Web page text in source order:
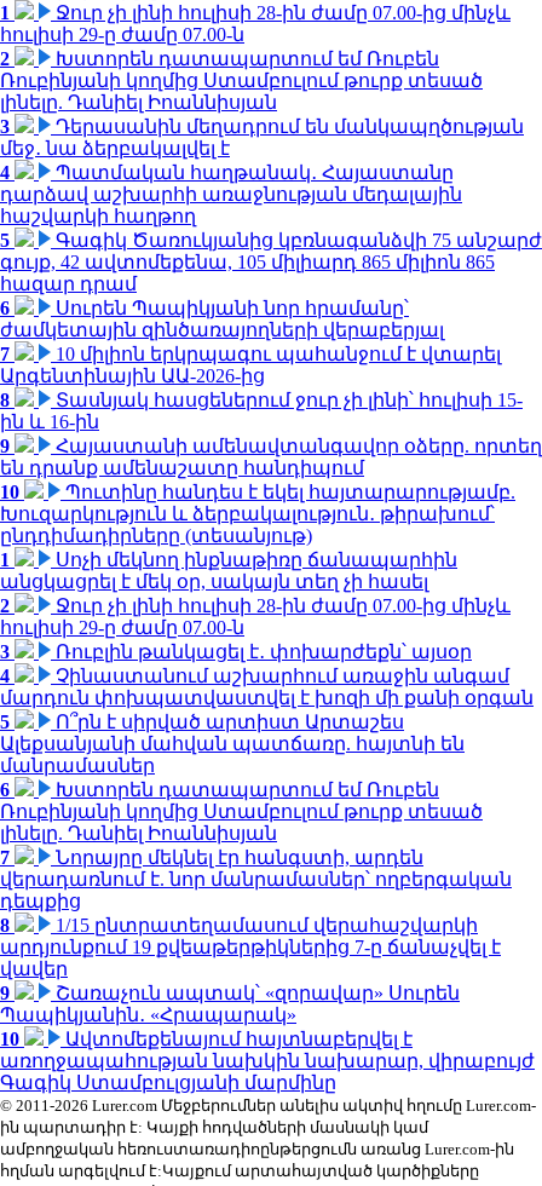
1
Ջուր չի լինի հուլիսի 28-ին ժամը 07.00-ից մինչև
հուլիսի 29-ը ժամը 07.00-ն
2
Խստորեն դատապարտում եմ Ռուբեն
Ռուբինյանի կողմից Ստամբուլում թուրք տեսած
լինելը. Դանիել Իոաննիսյան
3
Դերասանին մեղադրում են մանկապղծության
մեջ․ նա ձերբակալվել է
4
Պատմական հաղթանակ․ Հայաստանը
դարձավ աշխարհի առաջնության մեդալային
հաշվարկի հաղթող
5
Գագիկ Ծառուկյանից կբռնագանձվի 75 անշարժ
գույք, 42 ավտոմեքենա, 105 միլիարդ 865 միլիոն 865
հազար դրամ
6
Սուրեն Պապիկյանի նոր հրամանը՝
ժամկետային զինծառայողների վերաբերյալ
7
10 միլիոն երկրպագու պահանջում է վտարել
Արգենտինային ԱԱ-2026-ից
8
Տասնյակ հասցեներում ջուր չի լինի՝ հուլիսի 15-
ին և 16-ին
9
Հայաստանի ամենավտանգավոր օձերը. որտեղ
են դրանք ամենաշատը հանդիպում
10
Պուտինը հանդես է եկել հայտարարությամբ.
Խուզարկություն և ձերբակալություն․ թիրախում՝
ընդդիմադիրները (տեսանյութ)
1
Սոչի մեկնող ինքնաթիռը ճանապարհին
անցկացրել է մեկ օր, սակայն տեղ չի հասել
2
Ջուր չի լինի հուլիսի 28-ին ժամը 07.00-ից մինչև
հուլիսի 29-ը ժամը 07.00-ն
3
Ռուբլին թանկացել է․ փոխարժեքն՝ այսօր
4
Չինաստանում աշխարհում առաջին անգամ
մարդուն փոխպատվաստվել է խոզի մի քանի օրգան
5
Ո՞րն է սիրված արտիստ Արտաշես
Ալեքսանյանի մահվան պատճառը. հայտնի են
մանրամասներ
6
Խստորեն դատապարտում եմ Ռուբեն
Ռուբինյանի կողմից Ստամբուլում թուրք տեսած
լինելը. Դանիել Իոաննիսյան
7
Նորայրը մեկնել էր հանգստի, արդեն
վերադառնում է. նոր մանրամասներ՝ ողբերգական
դեպքից
8
1/15 ընտրատեղամասում վերահաշվարկի
արդյունքում 19 քվեաթերթիկներից 7-ը ճանաչվել է
վավեր
9
Շառաչուն ապտակ՝ «զորավար» Սուրեն
Պապիկյանին․ «Հրապարակ»
10
Ավտոմեքենայում հայտնաբերվել է
առողջապահության նախկին նախարար, վիրաբույժ
Գագիկ Ստամբուլցյանի մարմինը
© 2011-2026 Lurer.com Մեջբերումներ անելիս ակտիվ հղումը Lurer.com-
ին պարտադիր է: Կայքի հոդվածների մասնակի կամ
ամբողջական հեռուստառադիոընթերցումն առանց Lurer.com-ին
հղման արգելվում է:Կայքում արտահայտված կարծիքները